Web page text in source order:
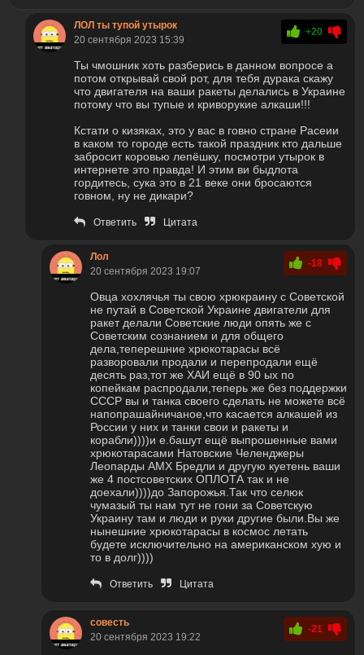
ЛОЛ ты тупой утырок
20 сентября 2023 15:39
+20
Ты чмошник хоть разберись в данном вопросе а
потом открывай свой рот, для тебя дурака скажу
что двигателя на ваши ракеты делались в Украине
потому что вы тупые и криворукие алкаши!!!
Кстати о кизяках, это у вас в говно стране Расеии
в каком то городе есть такой праздник кто дальше
забросит коровью лепёшку, посмотри утырок в
интернете это правда! И этим ви быдлота
гордитесь, сука это в 21 веке они бросаются
говном, ну не дикари?
Ответить Цитата
Лол
20 сентября 2023 19:07
-18
Овца хохлячья ты свою хрюкраину с Советской
не путай в Советской Украине двигатели для
ракет делали Советские люди опять же с
Советским сознанием и для общего
дела,теперешние хрюкотарасы всё
разворовали продали и перепродали ещё
десять раз,тот же ХАИ ещё в 90 ых по
копейкам распродали,теперь же без поддержки
СССР вы и танка своего сделать не можете всё
напопрашайничаное,что касается алкашей из
России у них и танки свои и ракеты и
корабли))))и е.башут ещё выпрошенные вами
хрюкотарасами Натовские Челенджеры
Леопарды АМХ Бредли и другую куетень ваши
же 4 постсоветских ОПЛОТА так и не
доехали))))до Запорожья.Так что селюк
чумазый ты нам тут не гони за Советскую
Украину там и люди и руки другие были.Вы же
нынешние хрюкотарасы в космос летать
будете исключительно на американском хую и
то в долг))))
Ответить Цитата
совесть
20 сентября 2023 19:22
-21